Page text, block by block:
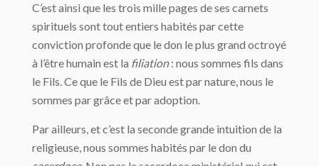
C’est ainsi que les trois mille pages de ses carnets
spirituels sont tout entiers habités par cette
conviction profonde que le don le plus grand octroyé
à l’être humain est la filiation: nous sommes fils dans
le Fils. Ce que le Fils de Dieu est par nature, nous le
sommes par grâce et par adoption.
Par ailleurs, et c’est la seconde grande intuition de la
religieuse, nous sommes habités par le don du